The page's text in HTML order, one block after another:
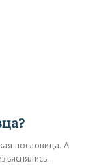
пословица. А